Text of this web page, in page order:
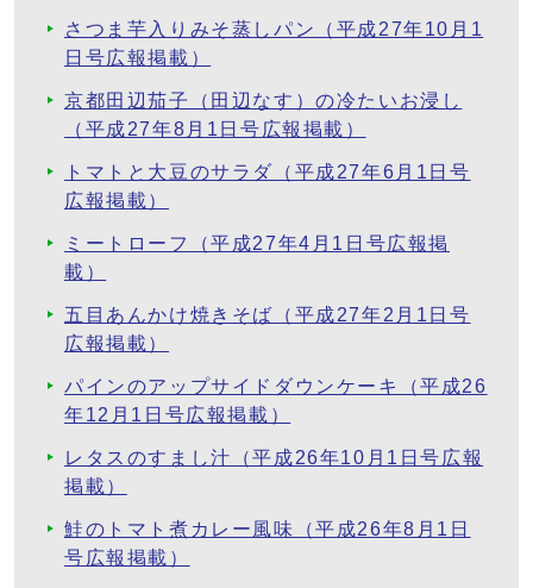
さつま芋入りみそ蒸しパン（平成27年10月1
日号広報掲載）
京都田辺茄子（田辺なす）の冷たいお浸し
（平成27年8月1日号広報掲載）
トマトと大豆のサラダ（平成27年6月1日号
広報掲載）
ミートローフ（平成27年4月1日号広報掲
載）
五目あんかけ焼きそば（平成27年2月1日号
広報掲載）
パインのアップサイドダウンケーキ（平成26
年12月1日号広報掲載）
レタスのすまし汁（平成26年10月1日号広報
掲載）
鮭のトマト煮カレー風味（平成26年8月1日
号広報掲載）